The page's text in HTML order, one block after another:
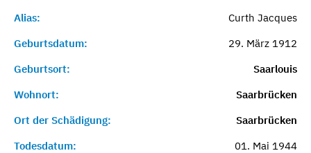
Alias:
Curth Jacques
Geburtsdatum:
29. März 1912
Geburtsort:
Saarlouis
Wohnort:
Saarbrücken
Ort der Schädigung:
Saarbrücken
Todesdatum:
01. Mai 1944